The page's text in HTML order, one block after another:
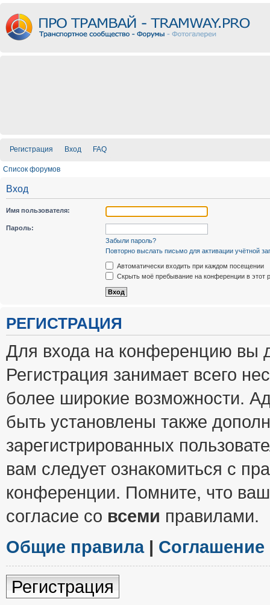
Регистрация Вход FAQ
Список форумов
Вход
Имя пользователя:
Пароль:
Забыли пароль?
Повторно выслать письмо для активации учётной
Автоматически входить при каждом посещении
Скрыть моё пребывание на конференции в этот
РЕГИСТРАЦИЯ
Для входа на конференцию вы
Регистрация занимает всего
более широкие возможности.
быть установлены также
зарегистрированных
вам следует ознакомиться с
конференции. Помните, что
согласие со всеми правилами.
Общие правила|
Регистрация